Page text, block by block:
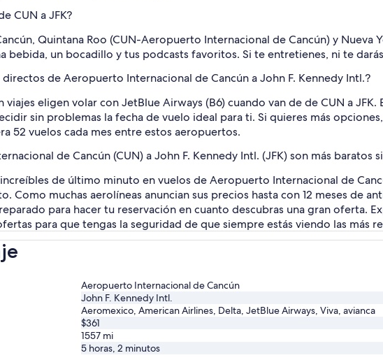
CUN a JFK?
Quintana Roo (CUN-Aeropuerto Internacional de Cancún) y Nueva
bebida, un bocadillo y tus podcasts favoritos. Si te entretienes, ni te
de Aeropuerto Internacional de Cancún a John F. Kennedy Intl.?
viajes eligen volar con JetBlue Airways (B6) cuando van de de CUN a
sin problemas la fecha de vuelo ideal para ti. Si quieres más
52 vuelos cada mes entre estos aeropuertos.
de Cancún (CUN) a John F. Kennedy Intl. (JFK) son más baratos
de último minuto en vuelos de Aeropuerto Internacional de
Como muchas aerolíneas anuncian sus precios hasta con 12 meses de
para hacer tu reservación en cuanto descubras una gran oferta.
para que tengas la seguridad de que siempre estás viendo las más
Aeropuerto Internacional de Cancún
John F. Kennedy Intl.
Aeromexico, American Airlines, Delta, JetBlue Airways, Viva, avianca
$361
1557 mi
5 horas, 2 minutos